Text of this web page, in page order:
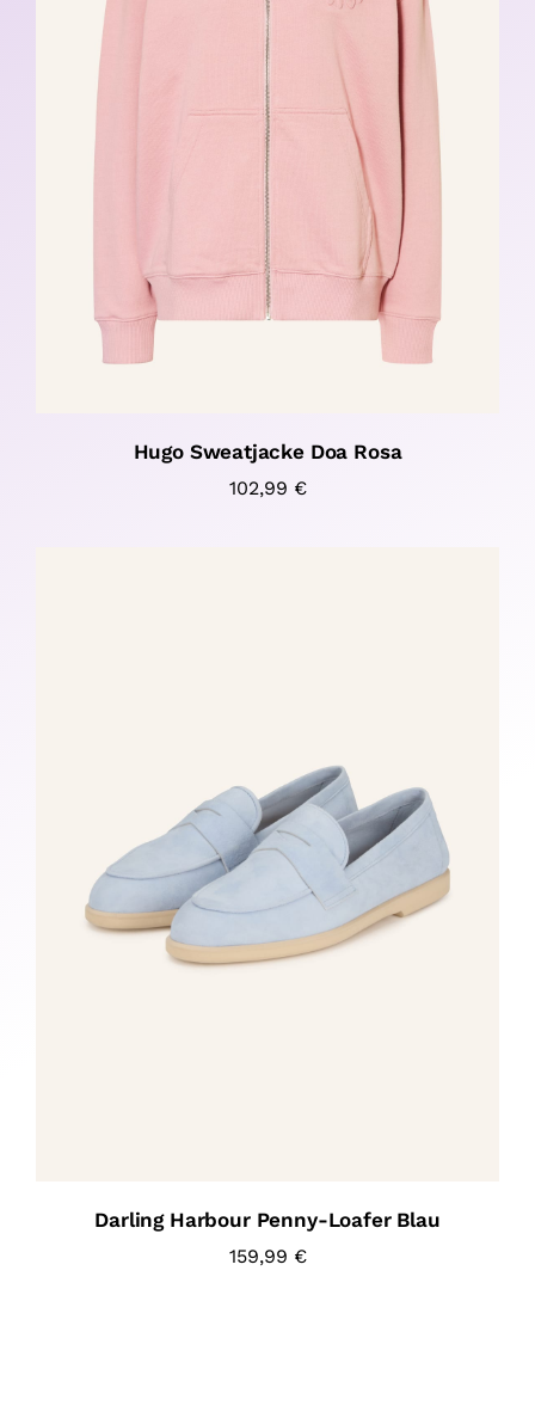
Hugo Sweatjacke Doa Rosa
102,99 €
Darling Harbour Penny-Loafer Blau
159,99 €